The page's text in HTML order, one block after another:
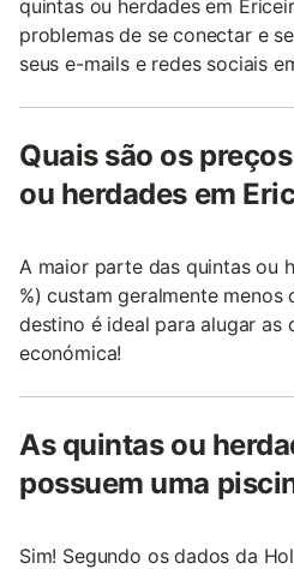
quintas ou herdades em
problemas de se conectar e
seus e-mails e redes sociais
Quais são os
ou herdades em
A maior parte das quintas ou
%) custam geralmente
destino é ideal para alugar as
económica!
As quintas ou
possuem uma
Sim! Segundo os dados da